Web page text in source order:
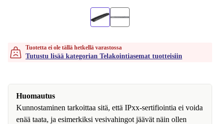
Tuotetta ei ole tällä hetkellä varastossa
Tutustu lisää kategorian Telakointiasemat tuotteisiin
Huomautus
Kunnostaminen tarkoittaa sitä, että IPxx-sertifiointia ei voida
enää taata, ja esimerkiksi vesivahingot jäävät näin ollen